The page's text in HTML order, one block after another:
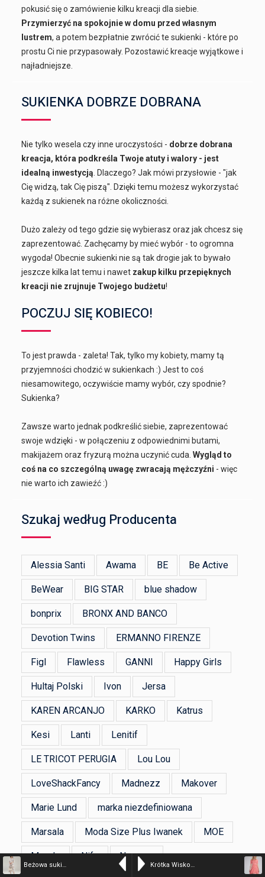
Beżowa sukienka w kwiaty – kolor n/a – 75-80597-46 SABB Krótka Wiskozowa Sukienka na Lato – Koralowa
pokusić się o zamówienie kilku kreacji dla siebie.
Przymierzyć na spokojnie w domu przed własnym
lustrem, a potem bezpłatnie zwrócić te sukienki - które po
prostu Ci nie przypasowały. Pozostawić kreacje wyjątkowe i
najładniejsze.
SUKIENKA DOBRZE DOBRANA
Nie tylko wesela czy inne uroczystości - dobrze dobrana
kreacja, która podkreśla Twoje atuty i walory - jest
idealną inwestycją . Dlaczego? Jak mówi przysłowie - "jak
Cię widzą, tak Cię piszą". Dzięki temu możesz wykorzystać
każdą z sukienek na różne okoliczności.
Dużo zależy od tego gdzie się wybierasz oraz jak chcesz się
zaprezentować. Zachęcamy by mieć wybór - to ogromna
wygoda! Obecnie sukienki nie są tak drogie jak to bywało
jeszcze kilka lat temu i nawet zakup kilku przepięknych
kreacji nie zrujnuje Twojego budżetu!
POCZUJ SIĘ KOBIECO!
To jest prawda - zaleta! Tak, tylko my kobiety, mamy tą
przyjemności chodzić w sukienkach :) Jest to coś
niesamowitego, oczywiście mamy wybór, czy spodnie?
Sukienka?
Zawsze warto jednak podkreślić siebie, zaprezentować
swoje wdzięki - w połączeniu z odpowiednimi butami,
makijażem oraz fryzurą można uczynić cuda.Wygląd to
coś na co szczególną uwagę zwracają mężczyźni - więc
nie warto ich zawieźć :)
Szukaj według Producenta
Alessia Santi Awama BE Be Active
BeWear BIG STAR blue shadow
bonprix BRONX AND BANCO
Devotion Twins ERMANNO FIRENZE
Figl Flawless GANNI Happy Girls
Hultaj Polski Ivon Jersa
KAREN ARCANJO KARKO Katrus
Kesi Lanti Lenitif
LE TRICOT PERUGIA Lou Lou
LoveShackFancy Madnezz Makover
Marie Lund marka niezdefiniowana
Marsala Moda Size Plus Iwanek MOE
Moodo Nife Numoco